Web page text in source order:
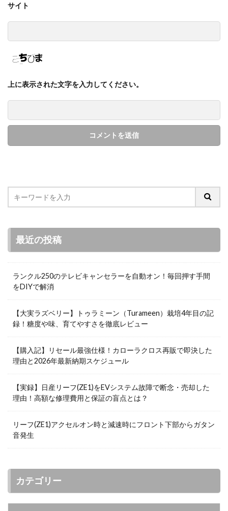
サイト
上に表示された文字を入力してください。
最近の投稿
ランクル250のテレビキャンセラーを自動オン！毎回押す手間
をDIYで解消
【大実ラズベリー】トゥラミーン（Turameen）栽培4年目の記
録！糖度や味、育てやすさを徹底レビュー
【購入記】リセール最強仕様！カローラクロス再販で即決した
理由と2026年最新納期スケジュール
【実録】日産リーフ(ZE1)をEVシステム故障で断念・売却した
理由！高額な修理費用と保証の盲点とは？
リーフ(ZE1)アクセルオン時と減速時にフロント下部からガタン
音発生
カテゴリー